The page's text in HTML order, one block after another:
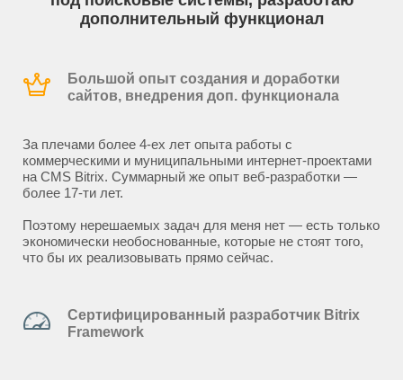
дополнительный функционал
Большой опыт создания и доработки
сайтов, внедрения доп. функционала
За плечами более 4-ех лет опыта работы с
коммерческими и муниципальными интернет-проектами
на CMS Bitrix. Суммарный же опыт веб-разработки —
более 17-ти лет.
Поэтому нерешаемых задач для меня нет — есть только
экономически необоснованные, которые не стоят того,
что бы их реализовывать прямо сейчас.
Сертифицированный разработчик Bitrix
Framework